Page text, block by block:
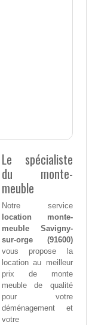
Le spécialiste
du monte-
meuble
Notre service
location monte-
meuble Savigny-
sur-orge (91600)
vous propose la
location au meilleur
prix de monte
meuble de qualité
pour votre
déménagement et
votre